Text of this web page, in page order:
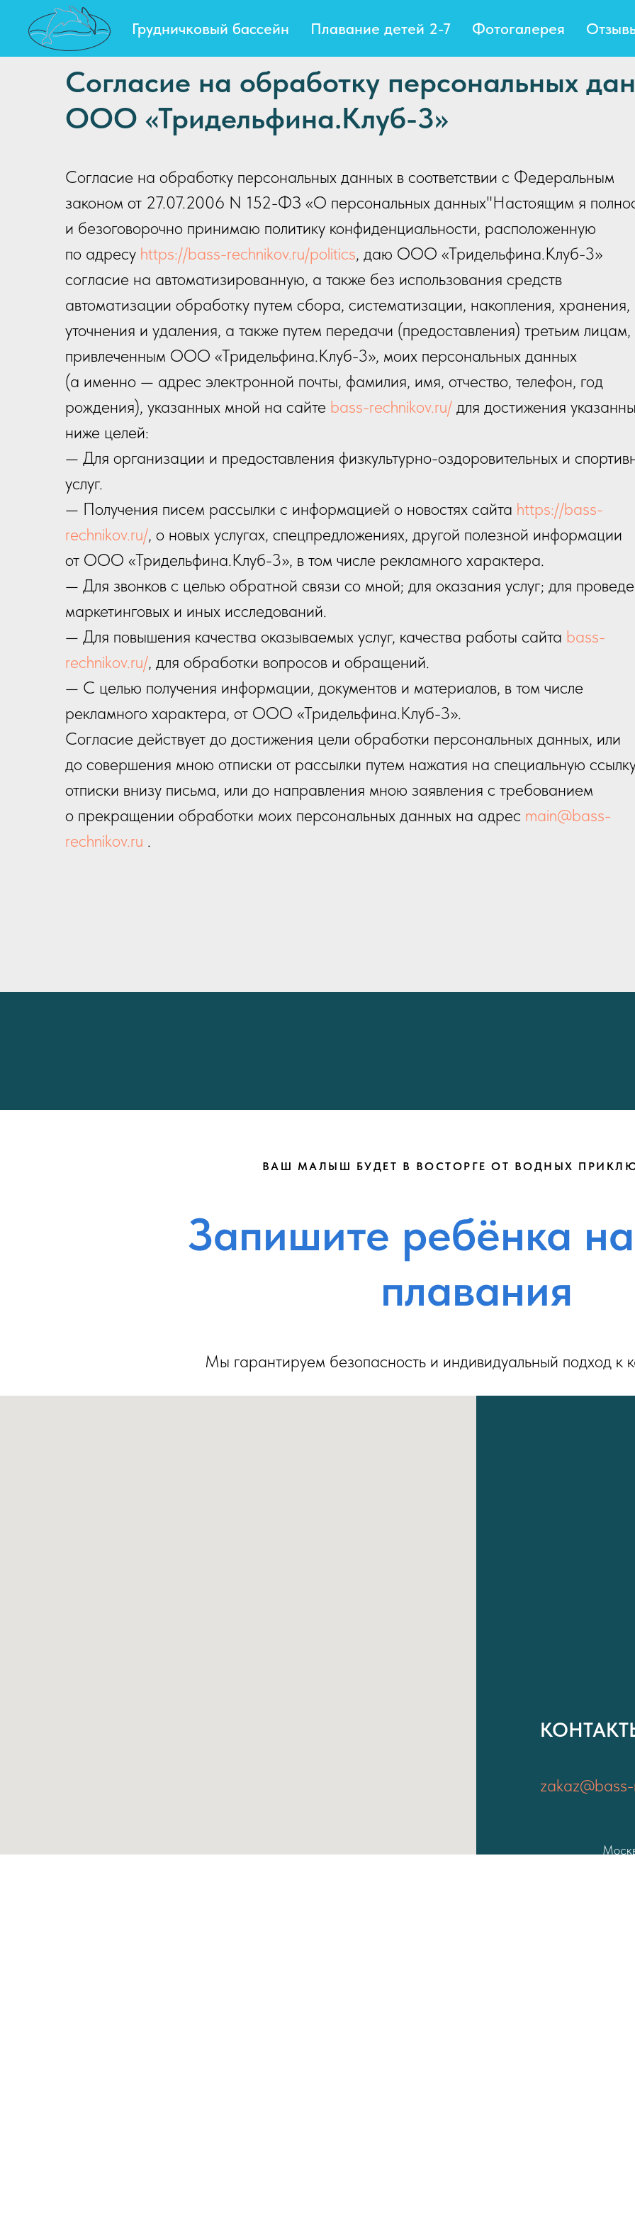
Грудничковый бассейн Плавание детей 2-7 Фотогалерея
Согласие на обработку персональных
ООО «Тридельфина.Клуб-3»
Согласие на обработку персональных данных в соответствии с Федеральным
законом от 27.07.2006 N 152-ФЗ «О персональных данных"Настоящим я
и безоговорочно принимаю политику конфиденциальности, расположенную
по адресу https://bass-rechnikov.ru/politics, даю ООО «Тридельфина.Клуб-3»
согласие на автоматизированную, а также без использования средств
автоматизации обработку путем сбора, систематизации, накопления, хранения,
уточнения и удаления, а также путем передачи (предоставления) третьим лицам,
привлеченным ООО «Тридельфина.Клуб-3», моих персональных данных
(а именно — адрес электронной почты, фамилия, имя, отчество, телефон, год
рождения), указанных мной на сайте bass-rechnikov.ru/ для достижения
ниже целей:
— Для организации и предоставления физкультурно-оздоровительных и
услуг.
— Получения писем рассылки с информацией о новостях сайта https://bass-
rechnikov.ru/, о новых услугах, спецпредложениях, другой полезной информации
от ООО «Тридельфина.Клуб-3», в том числе рекламного характера.
— Для звонков с целью обратной связи со мной; для оказания услуг; для
маркетинговых и иных исследований.
— Для повышения качества оказываемых услуг, качества работы сайта bass-
rechnikov.ru/, для обработки вопросов и обращений.
— C целью получения информации, документов и материалов, в том числе
рекламного характера, от ООО «Тридельфина.Клуб-3».
Согласие действует до достижения цели обработки персональных данных, или
до совершения мною отписки от рассылки путем нажатия на специальную
отписки внизу письма, или до направления мною заявления с требованием
о прекращении обработки моих персональных данных на адрес main@bass-
rechnikov.ru .
ВАШ МАЛЫШ БУДЕТ В ВОСТОРГЕ ОТ ВОДНЫХ
Запишите ребёнка
плавания
Мы гарантируем безопасность и индивидуальный подход к